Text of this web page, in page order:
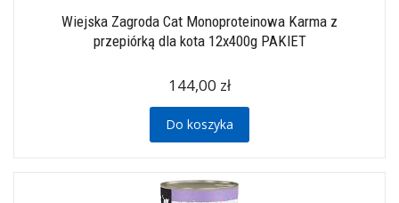
Wiejska Zagroda Cat Monoproteinowa Karma z
przepiórką dla kota 12x400g PAKIET
144,00 zł
Do koszyka